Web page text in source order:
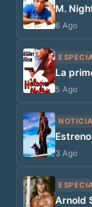
M.
6 Ago
La
5 Ago
NOTICIA
3 Ago
Arnold